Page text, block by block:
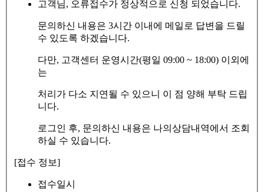
고객님, 오류접수가 정상적으로 신청 되었습니다.
문의하신 내용은 3시간 이내에 메일로 답변을 드릴
수 있도록 하겠습니다.
다만, 고객센터 운영시간(평일 09:00 ~ 18:00) 이외에
는
처리가 다소 지연될 수 있으니 이 점 양해 부탁 드립
니다.
로그인 후, 문의하신 내용은 나의상담내역에서 조회
하실 수 있습니다.
[접수 정보]
접수일시